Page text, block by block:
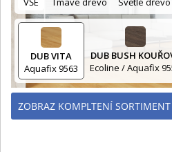
ZOBRAZ KOMPLTENÍ